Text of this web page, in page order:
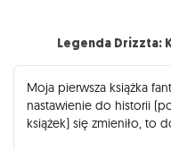
Legenda Drizzta:
Moja pierwsza książka
nastawienie do historii
książek) się zmieniło, to